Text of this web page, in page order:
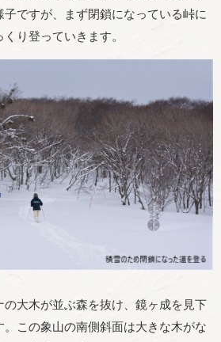
子ですが、まず閉鎖になっている峠に
り登っていきます。
大木が並ぶ森を抜け、鏡ヶ成を見下
この象山の南側斜面は大きな木がな